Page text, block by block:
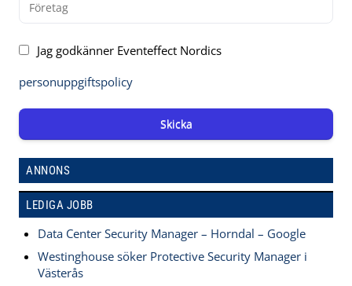
Jag godkänner Eventeffect Nordics
personuppgiftspolicy
Skicka
ANNONS
LEDIGA JOBB
Data Center Security Manager – Horndal – Google
Westinghouse söker Protective Security Manager i
Västerås